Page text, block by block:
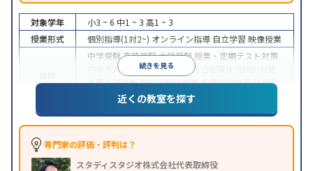
続きを見る
対象学年 小3 ~ 6 中1 ~ 3 高1 ~ 3
授業形式
個別指導(1対2~) オンライン指導 自立学習 映像授業
中学受験高校受験大学受験 授業・定期テスト対策
内申点対策
学習習慣の定着
総合型選抜(旧AO)対策
推薦入試対策学校別特化対策各種検定対策科目別
特化対策
特徴
中高一貫校生に対応特待生・奨学金制度あり授業
の振替可能不登校生に対応オンライン対応1科目
から受講可能
※2024年6月調査。
近くの教室を探す
専門家の評価・評判は？
スタディスタジオ株式会社代表取締役